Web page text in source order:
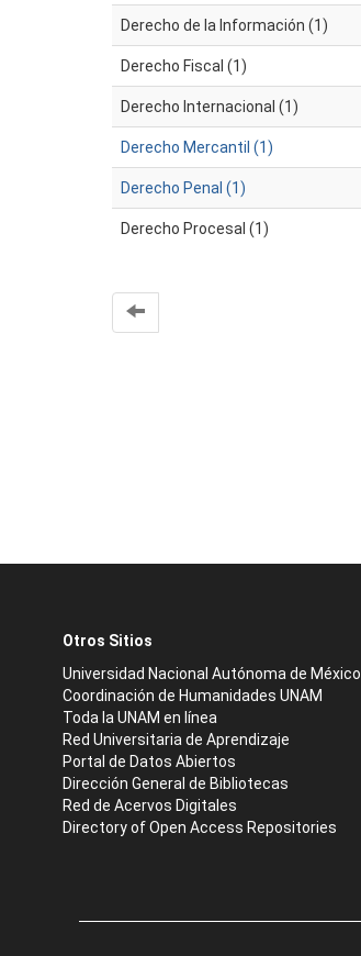
Derecho de la Información (1)
Derecho Fiscal (1)
Derecho Internacional (1)
Derecho Mercantil (1)
Derecho Penal (1)
Derecho Procesal (1)
Otros Sitios
Universidad Nacional Autónoma de México
Coordinación de Humanidades UNAM
Toda la UNAM en línea
Red Universitaria de Aprendizaje
Portal de Datos Abiertos
Dirección General de Bibliotecas
Red de Acervos Digitales
Directory of Open Access Repositories